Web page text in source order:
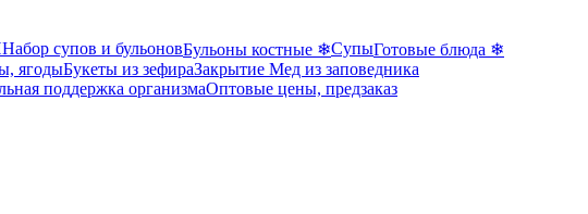
Набор супов и бульоновБульоны костные ❄СупыГотовые блюда ❄
ягодыБукеты из зефираЗакрытие Мед из заповедника
поддержка организмаОптовые цены, предзаказ